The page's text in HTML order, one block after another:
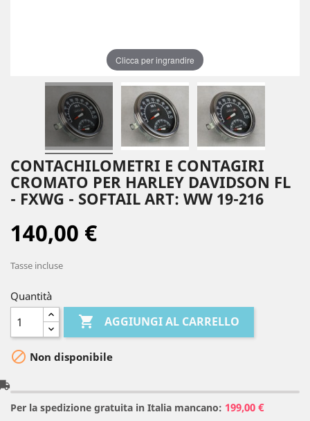
Clicca per ingrandire
CONTACHILOMETRI E CONTAGIRI
CROMATO PER HARLEY DAVIDSON FL
- FXWG - SOFTAIL ART: WW 19-216
140,00 €
Tasse incluse
Quantità
 AGGIUNGI AL CARRELLO
 Non disponibile
Per la spedizione gratuita in Italia mancano: 199,00 €